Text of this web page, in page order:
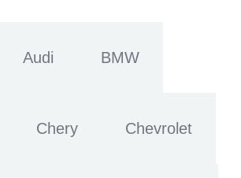
Audi BMW
Chery Chevrolet